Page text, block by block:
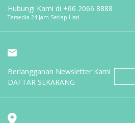
Hubungi Kami di +66 2066 8888
Tersedia 24 Jam Setiap Hari
Berlangganan Newsletter Kami
DAFTAR SEKARANG